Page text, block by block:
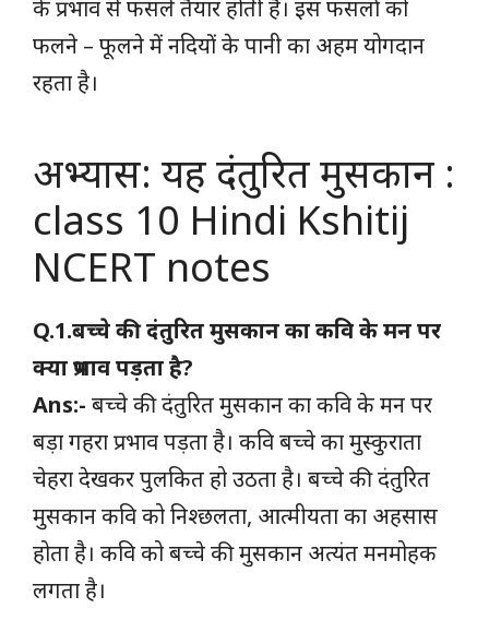
के प्रभाव से फसले तैयार होती है। इस फसलों को
फलने – फूलने में नदियों के पानी का अहम योगदान
रहता है।
अभ्यास: यह दंतुरित मुसकान :
class 10 Hindi Kshitij
NCERT notes
Q.1.बच्चे की दंतुरित मुसकान का कवि के मन पर
क्या प्रभाव पड़ता है?
Ans:- बच्चे की दंतुरित मुसकान का कवि के मन पर
बड़ा गहरा प्रभाव पड़ता है। कवि बच्चे का मुस्कुराता
चेहरा देखकर पुलकित हो उठता है। बच्चे की दंतुरित
मुसकान कवि को निश्छलता, आत्मीयता का अहसास
होता है। कवि को बच्चे की मुसकान अत्यंत मनमोहक
लगता है।